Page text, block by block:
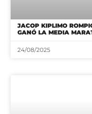
JACOP KIPLIMO
GANÓ LA MEDIA
24/08/2025